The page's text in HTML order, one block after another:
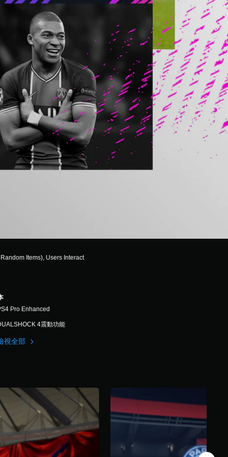
Items), Users Interact
Pro Enhanced
4震動功能
視全部